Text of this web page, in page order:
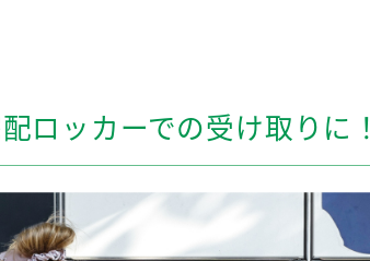
ロッカーでの受け取りに！